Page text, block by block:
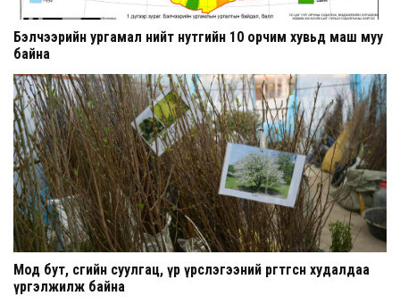
Бэлчээрийн ургамал нийт нутгийн 10 орчим хувьд маш муу
байна
Мод бут, сөөгийн суулгац, үр үрслэгээний өргөтгөсөн худалдаа
үргэлжилж байна